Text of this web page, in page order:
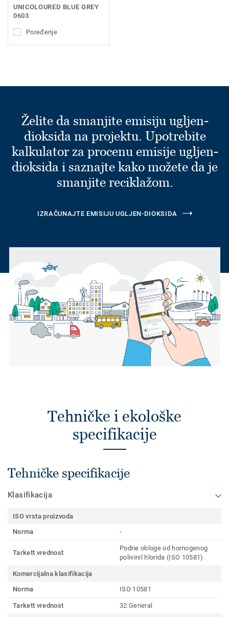
UNICOLOURED BLUE GREY
0603
Poređenje
Želite da smanjite emisiju ugljen-
dioksida na projektu. Upotrebite
kalkulator za procenu emisije ugljen-
dioksida i saznajte kako možete da je
smanjite reciklažom.
IZRAČUNAJTE EMISIJU UGLJEN-DIOKSIDA
Tehničke i ekološke
specifikacije
Tehničke specifikacije
Klasifikacija
ISO vrsta proizvoda
Norma
-
Tarkett vrednost
Podne obloge od homogenog
polivinil hlorida (ISO 10581)
Komercijalna klasifikacija
Norma
ISO 10581
Tarkett vrednost 32 General